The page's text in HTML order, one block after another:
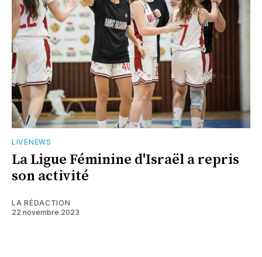
LIVENEWS
La Ligue Féminine d'Israël a repris
son activité
LA RÉDACTION
22 novembre 2023